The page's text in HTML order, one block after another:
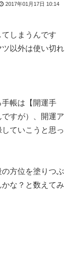
2017年01月17日 10:14
しまうんです
以外は使い切れ
帳は【開運手
すが）、開運ア
ていこうと思っ
方位を塗りつぶ
な？と数えてみ